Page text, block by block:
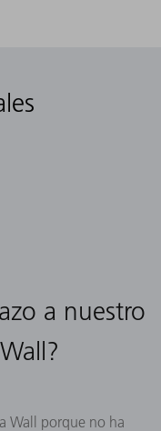
a nuestro
Wall porque no ha